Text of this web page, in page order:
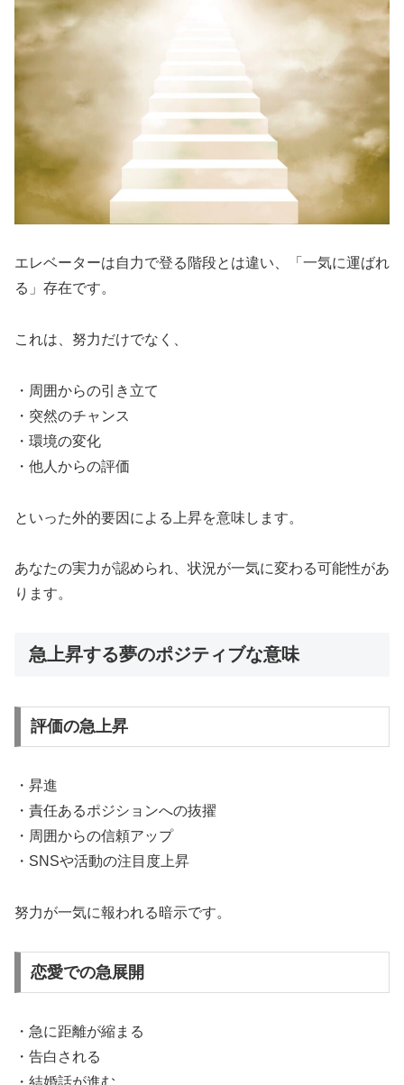
エレベーターは自力で登る階段とは違い、「一気に運ばれ
る」存在です。
これは、努力だけでなく、
・周囲からの引き立て
・突然のチャンス
・環境の変化
・他人からの評価
といった外的要因による上昇を意味します。
あなたの実力が認められ、状況が一気に変わる可能性があ
ります。
急上昇する夢のポジティブな意味
評価の急上昇
・昇進
・責任あるポジションへの抜擢
・周囲からの信頼アップ
・SNSや活動の注目度上昇
努力が一気に報われる暗示です。
恋愛での急展開
・急に距離が縮まる
・告白される
・結婚話が進む